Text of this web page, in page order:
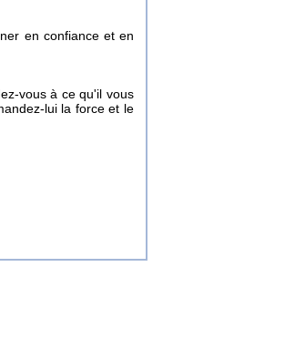
en confiance et en
vous à ce qu'il vous
lui la force et le